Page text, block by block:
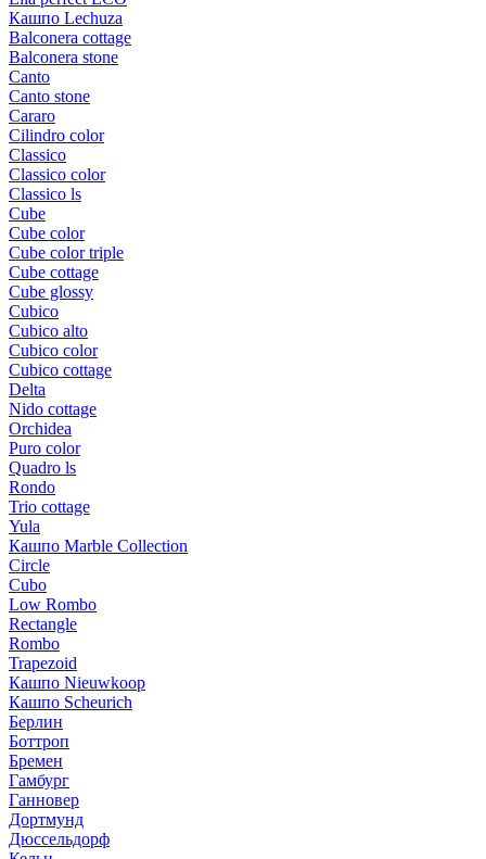
Кашпо Lechuza
Balconera cottage
Balconera stone
Canto
Canto stone
Cararo
Cilindro color
Classico
Classico color
Classico ls
Cube
Cube color
Cube color triple
Cube cottage
Cube glossy
Cubico
Cubico alto
Cubico color
Cubico cottage
Delta
Nido cottage
Orchidea
Puro color
Quadro ls
Rondo
Trio cottage
Yula
Кашпо Marble Collection
Circle
Cubo
Low Rombo
Rectangle
Rombo
Trapezoid
Кашпо Nieuwkoop
Кашпо Scheurich
Берлин
Боттроп
Бремен
Гамбург
Ганновер
Дортмунд
Дюссельдорф